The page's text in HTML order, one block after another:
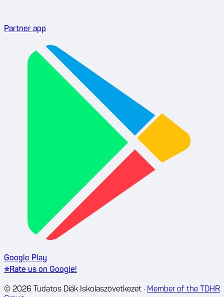
Partner app
Google Play
⭐Rate us on Google!
© 2026 Tudatos Diák Iskolaszövetkezet · Member of the TDHR